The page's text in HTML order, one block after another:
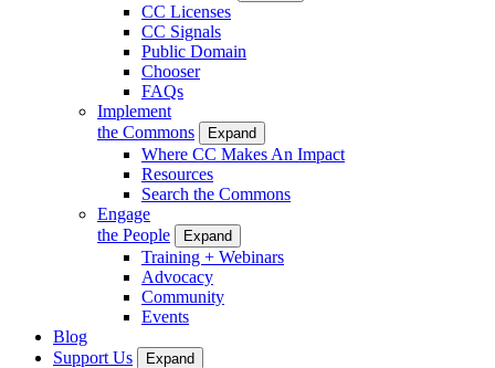
CC Licenses
CC Signals
Public Domain
Chooser
FAQs
Implement
the Commons
Expand
Where CC Makes An Impact
Resources
Search the Commons
Engage
the People
Expand
Training + Webinars
Advocacy
Community
Events
Blog
Support Us
Expand